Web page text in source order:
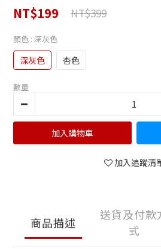
NT$199 NT$399
顏色 : 深灰色
深灰色 杏色
數量
加入購物車
加入追蹤清
商品描述
送貨及付款
式